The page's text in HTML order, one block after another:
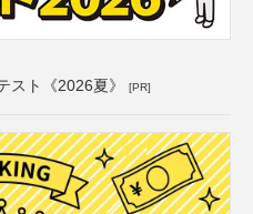
スト《2026夏》 [PR]